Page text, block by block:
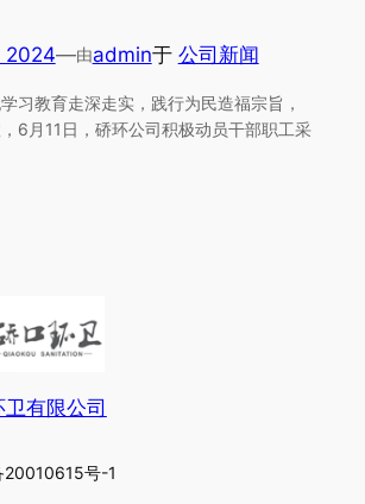
2024—由admin于 公司新闻
习教育走深走实，践行为民造福宗旨，
6月11日，硚环公司积极动员干部职工采
有限公司
20010615号-1